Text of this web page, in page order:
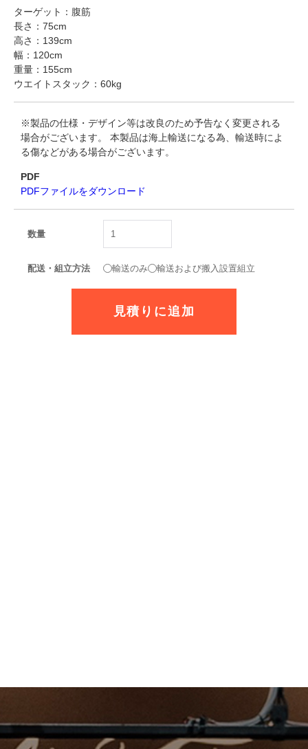
ターゲット：腹筋
長さ：75cm
高さ：139cm
幅：120cm
重量：155cm
ウエイトスタック：60kg
※製品の仕様・デザイン等は改良のため予告なく変更される
場合がございます。 本製品は海上輸送になる為、輸送時によ
る傷などがある場合がございます。
PDF
PDFファイルをダウンロード
数量
配送・組立方法 輸送のみ 輸送および搬入設置組立